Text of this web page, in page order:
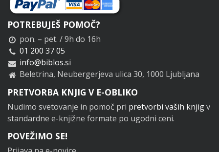
POTREBUJEŠ POMOČ?
pon. – pet. / 9h do 16h
01 200 37 05
info@biblos.si
Beletrina, Neubergerjeva ulica 30, 1000 Ljubljana
PRETVORBA KNJIG V E-OBLIKO
Nudimo svetovanje in pomoč pri pretvorbi vaših knjigv
standardne e-knjižne formate po ugodni ceni.
POVEŽIMO SE!